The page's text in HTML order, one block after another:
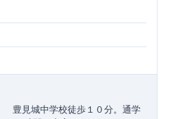
見城中学校徒歩１０分。通学